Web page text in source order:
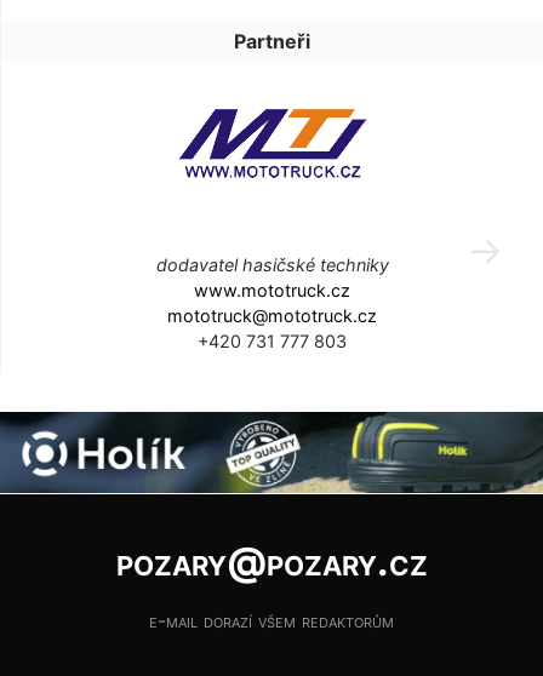
Partneři
dodavatel hasičské techniky
www.mototruck.cz
mototruck@mototruck.cz
+420 731 777 803
pozary@pozary.cz
e-mail dorazí všem redaktorům